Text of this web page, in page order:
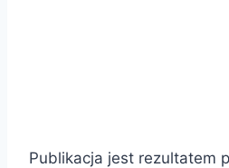
Publikacja jest rezultatem